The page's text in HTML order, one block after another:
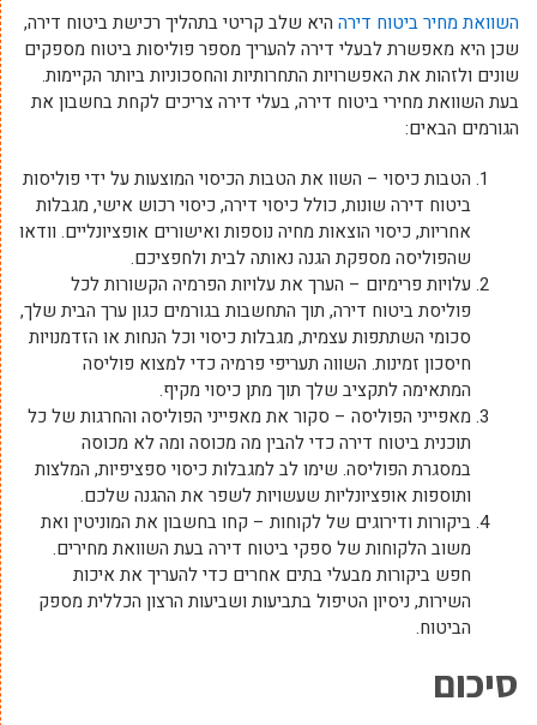
השוואת מחיר ביטוח דירה היא שלב קריטי בתהליך רכישת ביטוח דירה,
שכן היא מאפשרת לבעלי דירה להעריך מספר פוליסות ביטוח מספקים
שונים ולזהות את האפשרויות התחרותיות והחסכוניות ביותר הקיימות.
בעת השוואת מחירי ביטוח דירה, בעלי דירה צריכים לקחת בחשבון את
הגורמים הבאים:
הטבות כיסוי – השוו את הטבות הכיסוי המוצעות על ידי פוליסות
ביטוח דירה שונות, כולל כיסוי דירה, כיסוי רכוש אישי, מגבלות
אחריות, כיסוי הוצאות מחיה נוספות ואישורים אופציונליים. וודאו
שהפוליסה מספקת הגנה נאותה לבית ולחפציכם.
עלויות פרימיום – הערך את עלויות הפרמיה הקשורות לכל
פוליסת ביטוח דירה, תוך התחשבות בגורמים כגון ערך הבית שלך,
סכומי השתתפות עצמית, מגבלות כיסוי וכל הנחות או הזדמנויות
חיסכון זמינות. השווה תעריפי פרמיה כדי למצוא פוליסה
המתאימה לתקציב שלך תוך מתן כיסוי מקיף.
מאפייני הפוליסה – סקור את מאפייני הפוליסה והחרגות של כל
תוכנית ביטוח דירה כדי להבין מה מכוסה ומה לא מכוסה
במסגרת הפוליסה. שימו לב למגבלות כיסוי ספציפיות, המלצות
ותוספות אופציונליות שעשויות לשפר את ההגנה שלכם.
ביקורות ודירוגים של לקוחות – קחו בחשבון את המוניטין ואת
משוב הלקוחות של ספקי ביטוח דירה בעת השוואת מחירים.
חפש ביקורות מבעלי בתים אחרים כדי להעריך את איכות
השירות, ניסיון הטיפול בתביעות ושביעות הרצון הכללית מספק
הביטוח.
סיכום